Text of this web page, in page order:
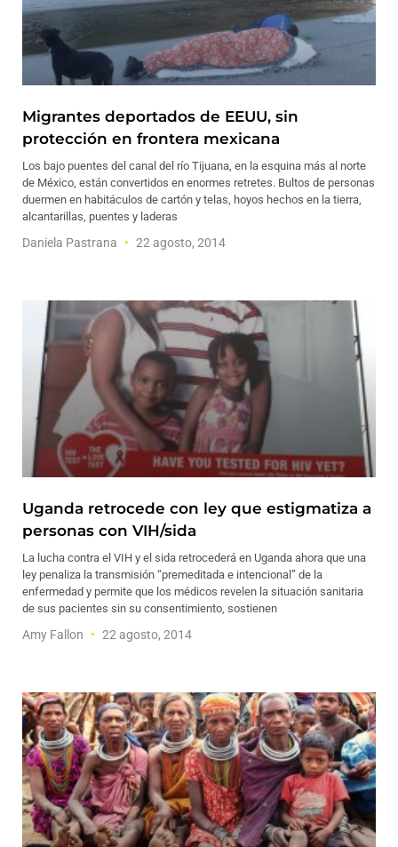
Migrantes deportados de EEUU, sin
protección en frontera mexicana
Los bajo puentes del canal del río Tijuana, en la esquina más al norte
de México, están convertidos en enormes retretes. Bultos de personas
duermen en habitáculos de cartón y telas, hoyos hechos en la tierra,
alcantarillas, puentes y laderas
Daniela Pastrana 22 agosto, 2014
Uganda retrocede con ley que estigmatiza a
personas con VIH/sida
La lucha contra el VIH y el sida retrocederá en Uganda ahora que una
ley penaliza la transmisión “premeditada e intencional” de la
enfermedad y permite que los médicos revelen la situación sanitaria
de sus pacientes sin su consentimiento, sostienen
Amy Fallon 22 agosto, 2014